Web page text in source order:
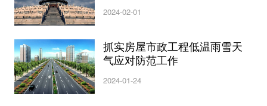
2024-02-01
抓实房屋市政工程低温雨雪天
气应对防范工作
2024-01-24